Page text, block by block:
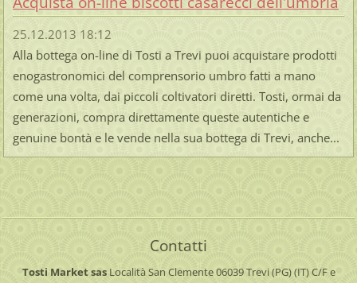
25.12.2013 18:12
Alla bottega on-line di Tosti a Trevi puoi acquistare prodotti
enogastronomici del comprensorio umbro fatti a mano
come una volta, dai piccoli coltivatori diretti. Tosti, ormai da
generazioni, compra direttamente queste autentiche e
genuine bontà e le vende nella sua bottega di Trevi, anche...
Contatti
Tosti Market sas Località San Clemente06039 Trevi (PG) (IT)C/F e